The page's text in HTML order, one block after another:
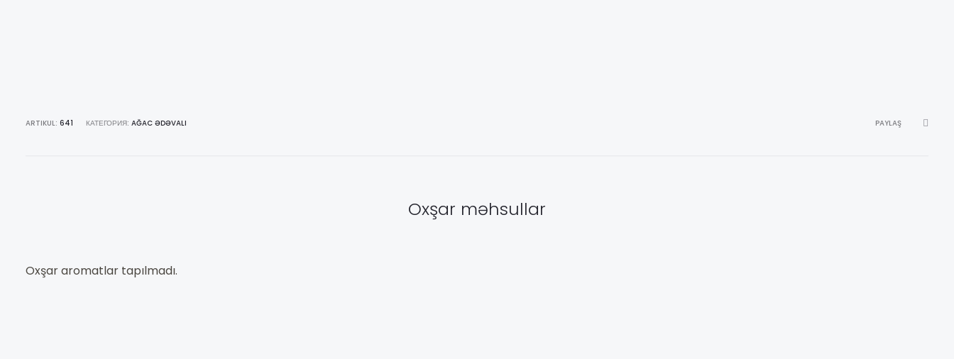
ARTIKUL: 641 КАТЕГОРИЯ: AĞAC ƏDƏVALI PAYLAŞ
Oxşar məhsullar
Oxşar aromatlar tapılmadı.